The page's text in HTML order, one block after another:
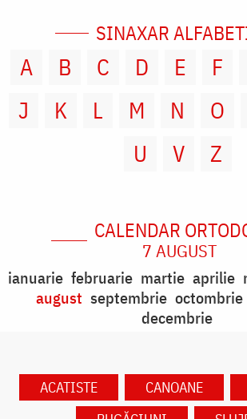
SINAXAR
A B C D E F
J
K L M N O
U
V Z
CALENDAR
7 AUGUST
ianuarie februarie martie aprilie
august septembrie octombrie
decembrie
ACATISTE CANOANE